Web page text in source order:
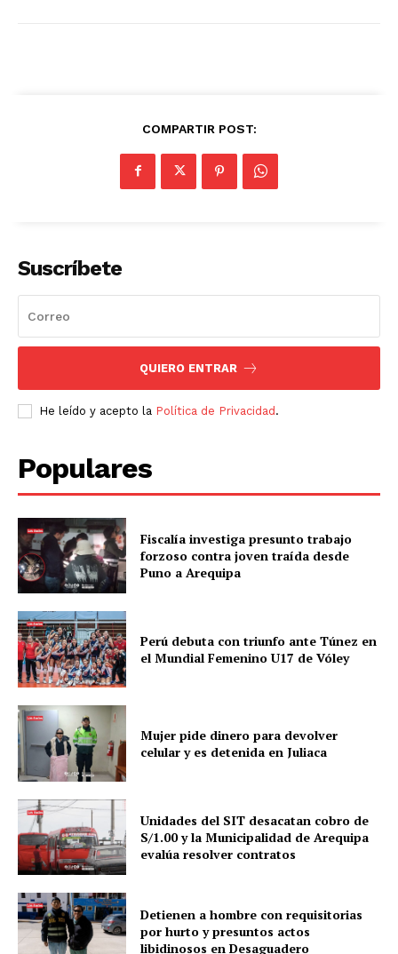
COMPARTIR POST:
Suscríbete
QUIERO ENTRAR
He leído y acepto la Política de Privacidad.
Populares
Fiscalía investiga presunto trabajo
forzoso contra joven traída desde
Puno a Arequipa
Perú debuta con triunfo ante Túnez en
el Mundial Femenino U17 de Vóley
Mujer pide dinero para devolver
celular y es detenida en Juliaca
Unidades del SIT desacatan cobro de
S/1.00 y la Municipalidad de Arequipa
evalúa resolver contratos
Detienen a hombre con requisitorias
por hurto y presuntos actos
libidinosos en Desaguadero